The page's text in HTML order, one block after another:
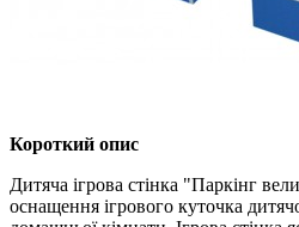
Короткий опис
Дитяча ігрова стінка "Паркінг
оснащення ігрового куточка